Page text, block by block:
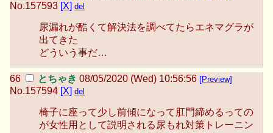
No.157593 [X] del
尿漏れが酷くて解決法を調べてたらエネマグラが
出てきた
どういう事だ…
とちゃき 08/05/2020 (Wed) 10:56:56 [Preview]
No.157594 [X] del
椅子に座って少し前傾になって肛門締めるっての
が女性用として説明される尿もれ対策トレーニン